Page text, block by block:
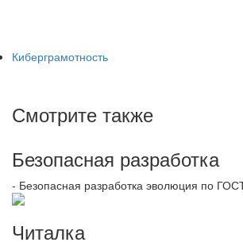
Киберграмотность
Смотрите также
Безопасная разработка
- Безопасная разработка эволюция по
Читалка